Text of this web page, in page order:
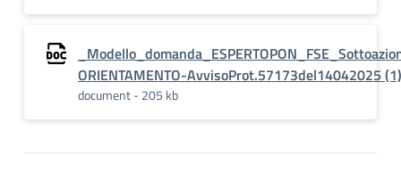
ORIENTAMENTO-AvvisoProt.57173del14042025 (1)
document - 205 kb